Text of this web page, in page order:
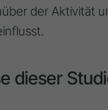
der Aktivität
dieser